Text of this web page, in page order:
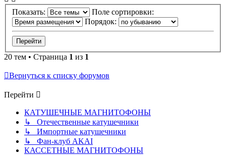
Показать:
Поле сортировки:
Порядок:
20 тем • Страница 1 из 1
Вернуться к списку форумов
Перейти
КАТУШЕЧНЫЕ МАГНИТОФОНЫ
↳ Отечественные катушечники
↳ Импортные катушечники
↳ Фан-клуб AKAI
КАССЕТНЫЕ МАГНИТОФОНЫ